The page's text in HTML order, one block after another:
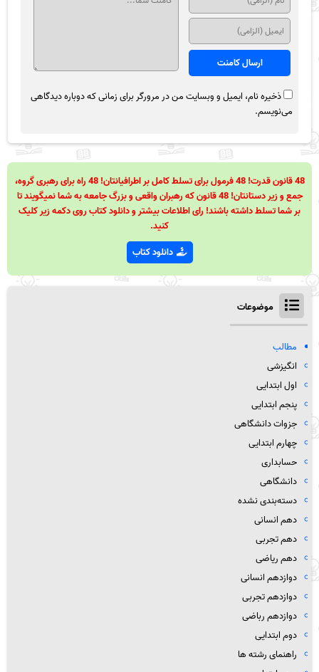
ذخیره نام، ایمیل و وبسایت من در مرورگر برای زمانی که دوباره دیدگاهی
می‌نویسم.
48 قانون قدرت! 48 فرمول برای تسلط کامل بر اطرافیانتان! 48 راه برای رهبری گروه،
جمع و زیر دستانتان! 48 قانون که رهبران واقعی و بزرگ جامعه به شما نمیگویند تا
بر شما تسلط داشته باشند! رای اطلاعات بیشتر و دانلود کتاب روی دکمه زیر کلیک
کنید.
دانلود کتاب
موضوعات
مطالب
انگیزشی
اول ابتدایی
پنجم ابتدایی
جزوات دانشگاهی
چهارم ابتدایی
حسابداری
دانشگاهی
دسته‌بندی نشده
دهم انسانی
دهم تجربی
دهم ریاضی
دوازدهم انسانی
دوازدهم تجربی
دوازدهم رباضی
دوم ابتدایی
راهنمای رشته ها